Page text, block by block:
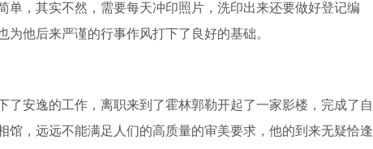
单，其实不然，需要每天冲印照片，洗印出来还要做好登记编
他后来严谨的行事作风打下了良好的基础。
了安逸的工作，离职来到了霍林郭勒开起了一家影楼，完成了自
馆，远远不能满足人们的高质量的审美要求，他的到来无疑恰逢